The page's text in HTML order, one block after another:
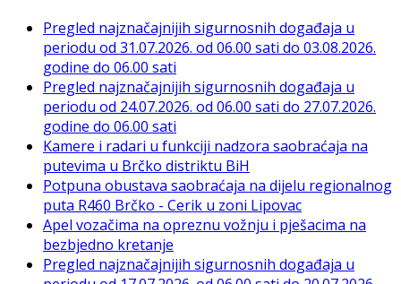
Pregled najznačajnijih sigurnosnih događaja u
periodu od 31.07.2026. od 06.00 sati do 03.08.2026.
godine do 06.00 sati
Pregled najznačajnijih sigurnosnih događaja u
periodu od 24.07.2026. od 06.00 sati do 27.07.2026.
godine do 06.00 sati
Kamere i radari u funkciji nadzora saobraćaja na
putevima u Brčko distriktu BiH
Potpuna obustava saobraćaja na dijelu regionalnog
puta R460 Brčko - Cerik u zoni Lipovac
Apel vozačima na opreznu vožnju i pješacima na
bezbjedno kretanje
Pregled najznačajnijih sigurnosnih događaja u